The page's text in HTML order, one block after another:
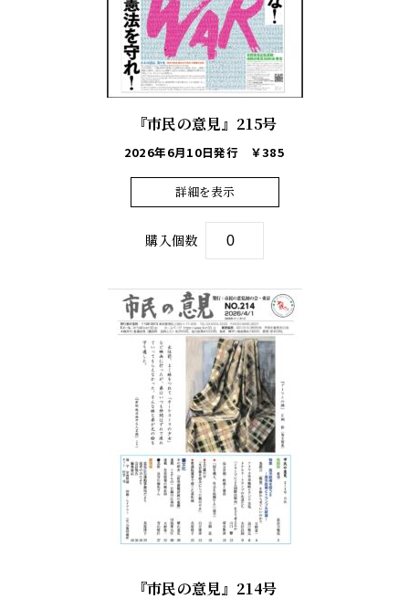
『市民の意見』215号
2026年6月10日発行 ￥385
詳細を表示
購入個数
『市民の意見』214号